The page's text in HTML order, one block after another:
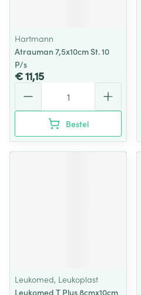
Hartmann
Atrauman 7,5x10cm St. 10
P/s
€ 11,15
Bestel
Leukomed, Leukoplast
Leukomed T Plus 8cmx10cm